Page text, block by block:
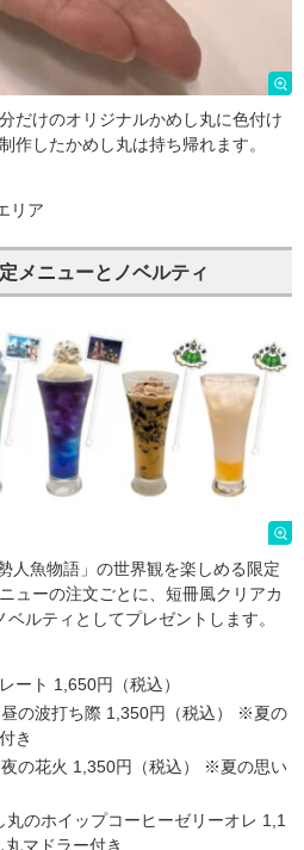
だけのオリジナルかめし丸に色付け
作したかめし丸は持ち帰れます。
リア
メニューとノベルティ
人魚物語」の世界観を楽しめる限定
ューの注文ごとに、短冊風クリアカ
ルティとしてプレゼントします。
ート 1,650円（税込）
の波打ち際 1,350円（税込） ※夏の
き
の花火 1,350円（税込） ※夏の思い
のホイップコーヒーゼリーオレ 1,1
マドラー付き